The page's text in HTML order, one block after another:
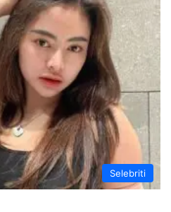
Selebriti